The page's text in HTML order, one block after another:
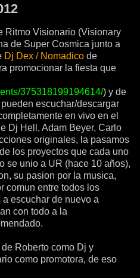
Ritmo Visionario (Visionary
de Super Cosmica junto a
Dj Dex / Nomadico de
promocionar la fiesta que
375318199194614/) y de
escuchar/descargar
en vivo en el
Dj Hell, Adam Beyer, Carlo
originales, la pasamos
los proyectos que cada uno
se unio a UR (hace 10 años),
su pasion por la musica,
comun entre todos los
escuchar de nuevo a
con todo a la
Roberto como Dj y
como promotora, de eso